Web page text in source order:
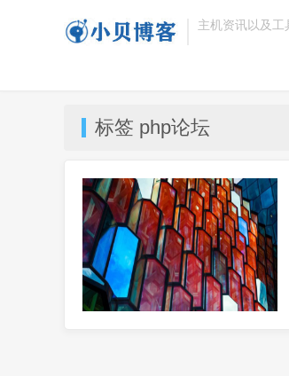
主机资讯以及工
标签 php论坛